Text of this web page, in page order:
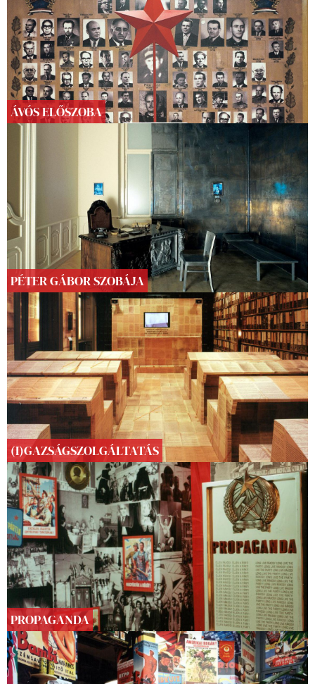
ÁVÓS ELŐSZOBA
PÉTER GÁBOR SZOBÁJA
(I)GAZSÁGSZOLGÁLTATÁS
PROPAGANDA